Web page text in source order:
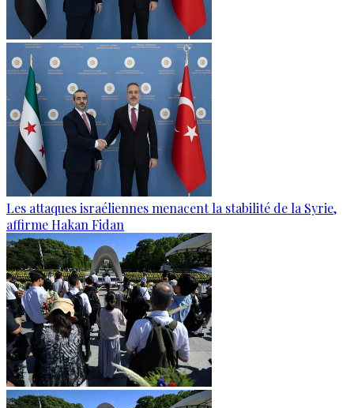
Les attaques israéliennes menacent la stabilité de la Syrie,
affirme Hakan Fidan